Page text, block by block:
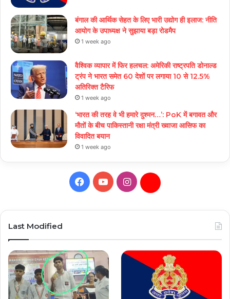
बंगाल की आर्थिक सेहत के लिए भारी उद्योग ही इलाज: नीत‌ि
आयोग के उपाध्यक्ष ने सुझाया बड़ा रोडमैप
1 week ago
वैश्विक व्यापार में फिर हलचल: अमेरिकी राष्ट्रपति डोनाल्ड
ट्रंप ने भारत समेत 60 देशों पर लगाया 10 से 12.5%
अतिरिक्त टैरिफ
1 week ago
‘भारत की तरह वे भी हमारे दुश्मन…’: PoK में बगावत और
मौतों के बीच पाकिस्तानी रक्षा मंत्री ख्वाजा आसिफ का
विवादित बयान
1 week ago
Facebook
YouTubeInstagramDaily
Last Modified